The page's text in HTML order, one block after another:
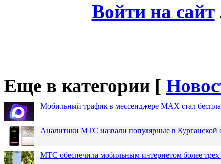
Войти на сайт
Еще в категории [
Мобильный трафик в мессенджере MAX стал
Аналитики МТС назвали популярные в
МТС обеспечила мобильным интернетом более трех